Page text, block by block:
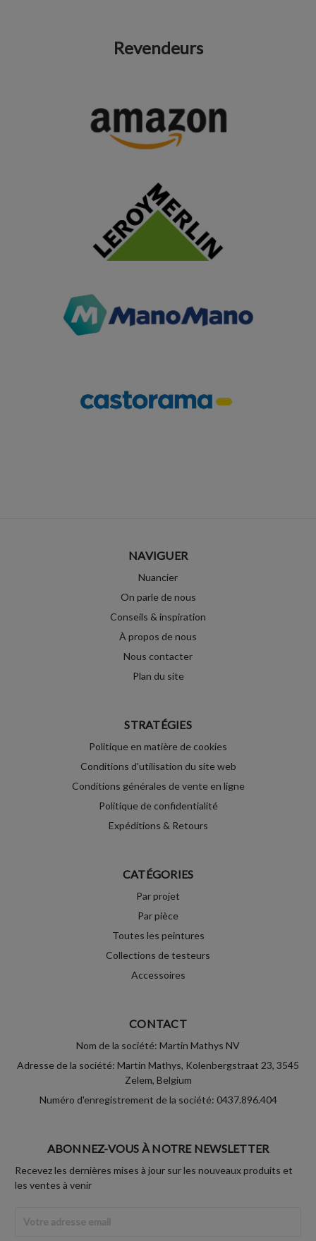
Revendeurs
NAVIGUER
Nuancier
On parle de nous
Conseils & inspiration
À propos de nous
Nous contacter
Plan du site
STRATÉGIES
Politique en matière de cookies
Conditions d'utilisation du site web
Conditions générales de vente en ligne
Politique de confidentialité
Expéditions & Retours
CATÉGORIES
Par projet
Par pièce
Toutes les peintures
Collections de testeurs
Accessoires
CONTACT
Nom de la société: Martin Mathys NV
Adresse de la société: Martin Mathys, Kolenbergstraat 23, 3545
Zelem, Belgium
Numéro d'enregistrement de la société: 0437.896.404
ABONNEZ-VOUS À NOTRE NEWSLETTER
Recevez les dernières mises à jour sur les nouveaux produits et
les ventes à venir
Email